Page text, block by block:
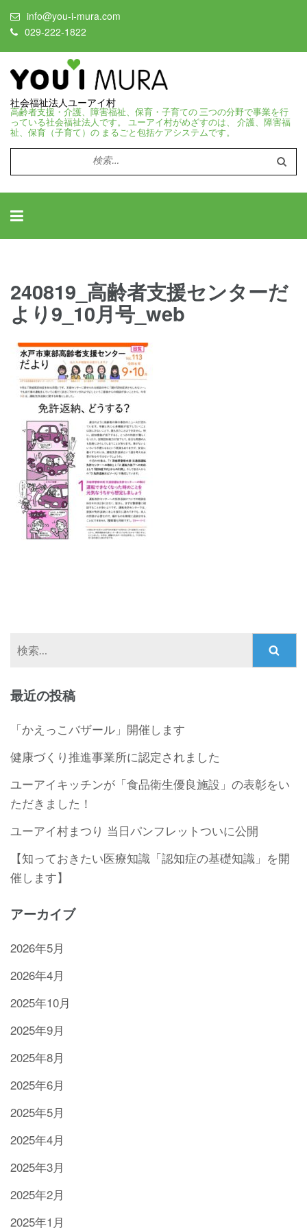
info@you-i-mura.com
029-222-1822
社会福祉法人ユーアイ村
高齢者支援・介護、障害福祉、保育・子育ての 三つの分野で事業を行
っている社会福祉法人です。 ユーアイ村がめざすのは、 介護、障害福
祉、保育（子育て）の まるごと包括ケアシステムです。
検
索:
240819_高齢者支援センターだ
より9_10月号_web
最近の投稿
「かえっこバザール」開催します
健康づくり推進事業所に認定されました
ユーアイキッチンが「食品衛生優良施設」の表彰をい
ただきました！
ユーアイ村まつり 当日パンフレットついに公開
【知っておきたい医療知識「認知症の基礎知識」を開
催します】
アーカイブ
2026年5月
2026年4月
2025年10月
2025年9月
2025年8月
2025年6月
2025年5月
2025年4月
2025年3月
2025年2月
2025年1月